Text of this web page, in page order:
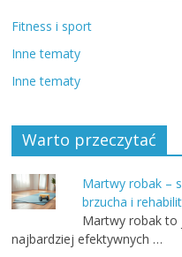
Fitness i sport
Inne tematy
Inne tematy
Warto przeczytać
Martwy robak –
brzucha i
Martwy robak to
najbardziej efektywnych …